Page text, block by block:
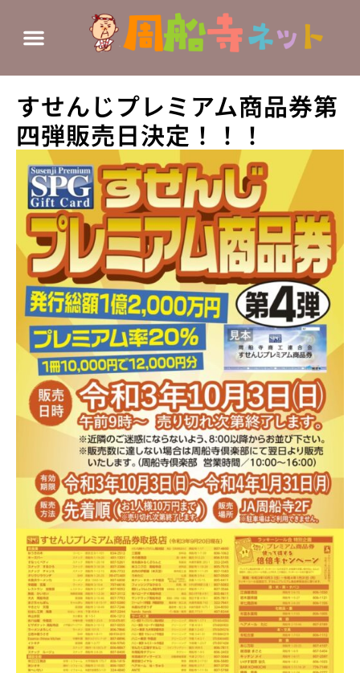
すせんじプレミアム商品券第
四弾販売日決定！！！